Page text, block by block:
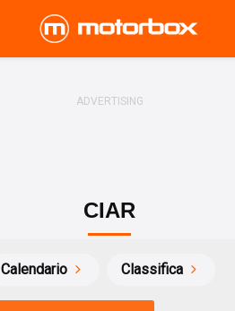
CIAR
Calendario Classifica